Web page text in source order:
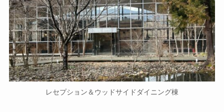
レセプション＆ウッドサイドダイニング棟